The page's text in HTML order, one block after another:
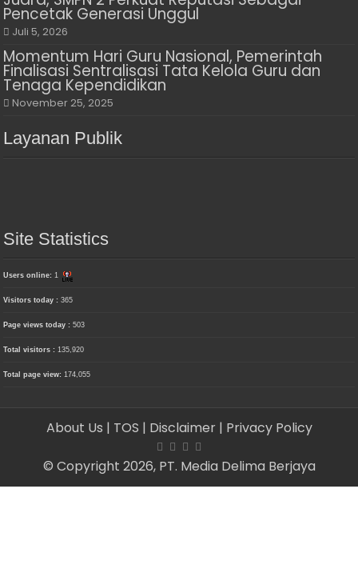
Pencetak Generasi Unggul
Juli 5, 2026
Momentum Hari Guru Nasional, Pemerintah
Finalisasi Sentralisasi Tata Kelola Guru dan
Tenaga Kependidikan
November 25, 2025
Layanan Publik
Site Statistics
Users online:1
Visitors today :365
Page views today :503
Total visitors :135,920
Total page view:174,055
About Us | TOS | Disclaimer | Privacy Policy
© Copyright 2026, PT. Media Delima Berjaya